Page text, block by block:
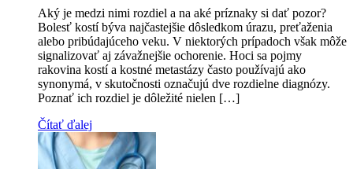
Aký je medzi nimi rozdiel a na aké príznaky si dať pozor?
Bolesť kostí býva najčastejšie dôsledkom úrazu, preťaženia
alebo pribúdajúceho veku. V niektorých prípadoch však môže
signalizovať aj závažnejšie ochorenie. Hoci sa pojmy
rakovina kostí a kostné metastázy často používajú ako
synonymá, v skutočnosti označujú dve rozdielne diagnózy.
Poznať ich rozdiel je dôležité nielen […]
Čítať ďalej